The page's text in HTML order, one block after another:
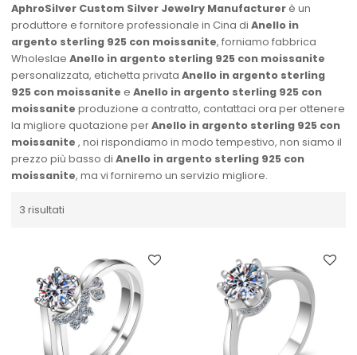
AphroSilver Custom Silver Jewelry Manufacturerè un
produttore e fornitore professionale in Cina diAnello in
argento sterling 925 con moissanite, forniamo fabbrica
WholeslaeAnello in argento sterling 925 con moissanite
personalizzata, etichetta privataAnello in argento sterling
925 con moissanite eAnello in argento sterling 925 con
moissanite produzione a contratto, contattaci ora per ottenere
la migliore quotazione perAnello in argento sterling 925 con
moissanite , noi rispondiamo in modo tempestivo, non siamo il
prezzo più basso diAnello in argento sterling 925 con
moissanite, ma vi forniremo un servizio migliore.
3 risultati